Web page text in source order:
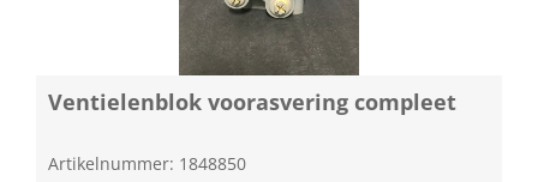
Ventielenblok voorasvering compleet
Artikelnummer: 1848850